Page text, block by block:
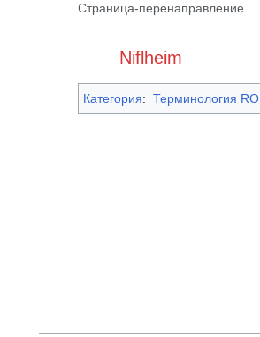
Страница-перенаправление
Niflheim
Категория: Терминология RO